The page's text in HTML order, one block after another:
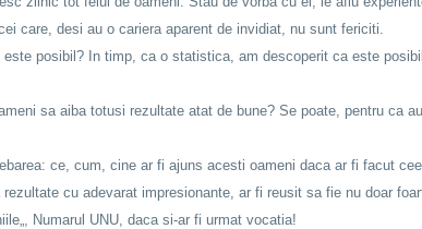
care, desi au o cariera aparent de invidiat, nu sunt fericiti.
posibil? In timp, ca o statistica, am descoperit ca este
sa aiba totusi rezultate atat de bune? Se poate, pentru ca
ce, cum, cine ar fi ajuns acesti oameni daca ar fi facut
cu adevarat impresionante, ar fi reusit sa fie nu doar
Numarul UNU, daca si-ar fi urmat vocatia!